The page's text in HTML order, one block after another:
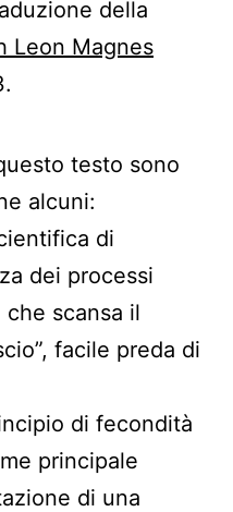
della
Leon Magnes
testo sono
alcuni:
di
dei processi
che scansa il
facile preda di
di fecondità
principale
di una